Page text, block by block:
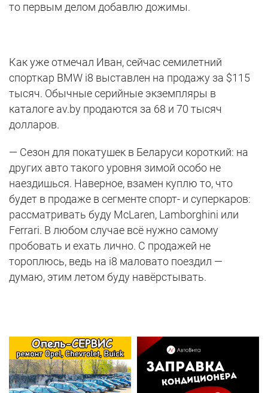
то первым делом добавлю дожимы.
Как уже отмечал Иван, сейчас семилетний
спорткар BMW i8 выставлен на продажу за $115
тысяч. Обычные серийные экземпляры в
каталоге av.by продаются за 68 и 70 тысяч
долларов.
— Сезон для покатушек в Беларуси короткий: на
других авто такого уровня зимой особо не
наездишься. Наверное, взамен куплю то, что
будет в продаже в сегменте спорт- и суперкаров:
рассматривать буду McLaren, Lamborghini или
Ferrari. В любом случае всё нужно самому
пробовать и ехать лично. С продажей не
тороплюсь, ведь на i8 маловато поездил —
думаю, этим летом буду навёрстывать.